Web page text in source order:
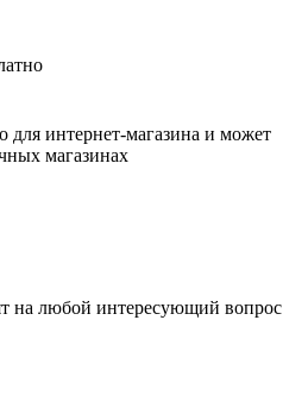
для интернет-магазина и может
магазинах
на любой интересующий вопрос